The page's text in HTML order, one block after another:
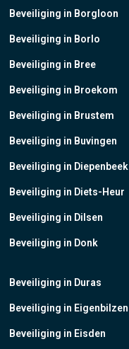
Beveiliging in Borgloon
Beveiliging in Borlo
Beveiliging in Bree
Beveiliging in Broekom
Beveiliging in Brustem
Beveiliging in Buvingen
Beveiliging in Diepenbeek
Beveiliging in Diets-Heur
Beveiliging in Dilsen
Beveiliging in Donk
Beveiliging in Duras
Beveiliging in Eigenbilzen
Beveiliging in Eisden